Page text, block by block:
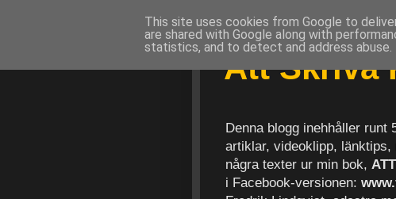
Att Skriva
Denna blogg inehhåller
artiklar, videoklipp,
några texter ur min bok,
i Facebook-versionen:
This site uses cookies from Google to
are shared with Google along with
statistics, and to detect and address abuse.